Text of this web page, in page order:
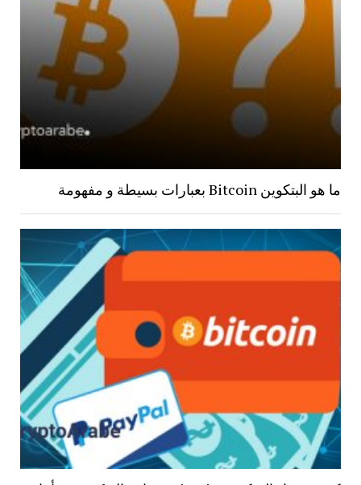
ما هو البتكوين Bitcoin بعبارات بسيطة و مفهومة